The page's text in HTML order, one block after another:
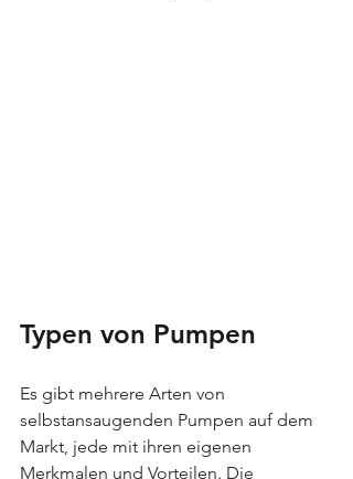
Typen von Pumpen
Es gibt mehrere Arten von
selbstansaugenden Pumpen auf dem
Markt, jede mit ihren eigenen
Merkmalen und Vorteilen. Die